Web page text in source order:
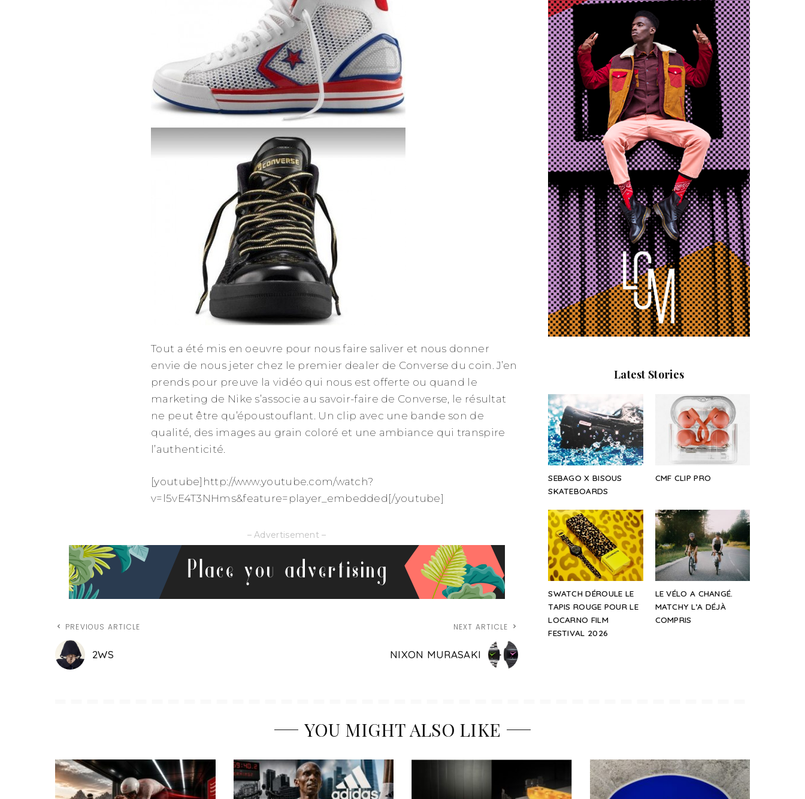
Tout a été mis en oeuvre pour nous faire saliver et nous donner
envie de nous jeter chez le premier dealer de Converse du coin. J’en
prends pour preuve la vidéo qui nous est offerte ou quand le
marketing de Nike s’associe au savoir-faire de Converse, le résultat
ne peut être qu’époustouflant. Un clip avec une bande son de
qualité, des images au grain coloré et une ambiance qui transpire
l’authenticité.
[youtube]http://www.youtube.com/watch?
v=l5vE4T3NHms&feature=player_embedded[/youtube]
– Advertisement –
PREVIOUS ARTICLE
2WS
NEXT ARTICLE
NIXON MURASAKI
Latest Stories
SEBAGO X BISOUS
SKATEBOARDS
CMF CLIP PRO
SWATCH DÉROULE LE
TAPIS ROUGE POUR LE
LOCARNO FILM
FESTIVAL 2026
LE VÉLO A CHANGÉ.
MATCHY L’A DÉJÀ
COMPRIS
YOU MIGHT ALSO LIKE